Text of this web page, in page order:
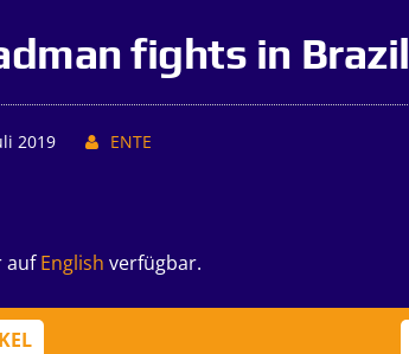
fights in Brazil
2019 ENTE
aufEnglish verfügbar.